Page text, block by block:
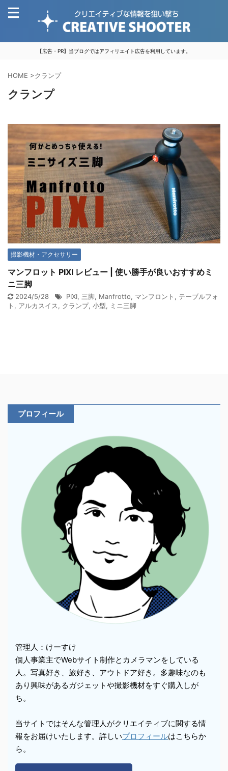
【広告・PR】当ブログではアフィリエイト広告を利用しています。
HOME >クランプ
クランプ
撮影機材・アクセサリー
マンフロット PIXI レビュー | 使い勝手が良いおすすめミ
ニ三脚
2024/5/28 PIXI, 三脚, Manfrotto, マンフロント , テーブルフォ
ト , アルカスイス, クランプ, 小型, ミニ三脚
プロフィール
管理人：けーすけ
個人事業主でWebサイト制作とカメラマンをしている
人。写真好き、旅好き、アウトドア好き。多趣味なのも
あり興味があるガジェットや撮影機材をすぐ購入しが
ち。
当サイトではそんな管理人がクリエイティブに関する情
報をお届けいたします。詳しいプロフィールはこちらか
ら。